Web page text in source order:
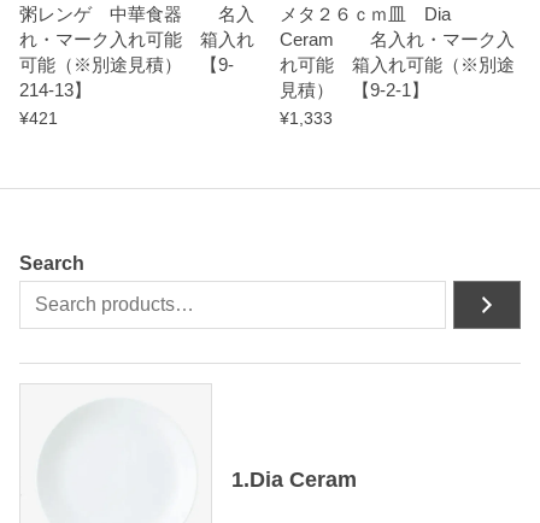
粥レンゲ 中華食器 名入
れ・マーク入れ可能 箱入れ
可能（※別途見積） 【9-
214-13】
¥421
メタ２６ｃｍ皿 Dia
Ceram 名入れ・マーク入
れ可能 箱入れ可能（※別途
見積） 【9-2-1】
¥1,333
Search
1.Dia Ceram